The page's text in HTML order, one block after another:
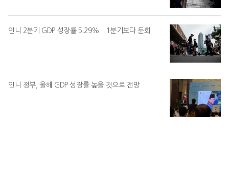
인니 2분기 GDP 성장률 5.29%…1분기보다 둔화
인니 정부, 올해 GDP 성장률 높을 것으로 전망